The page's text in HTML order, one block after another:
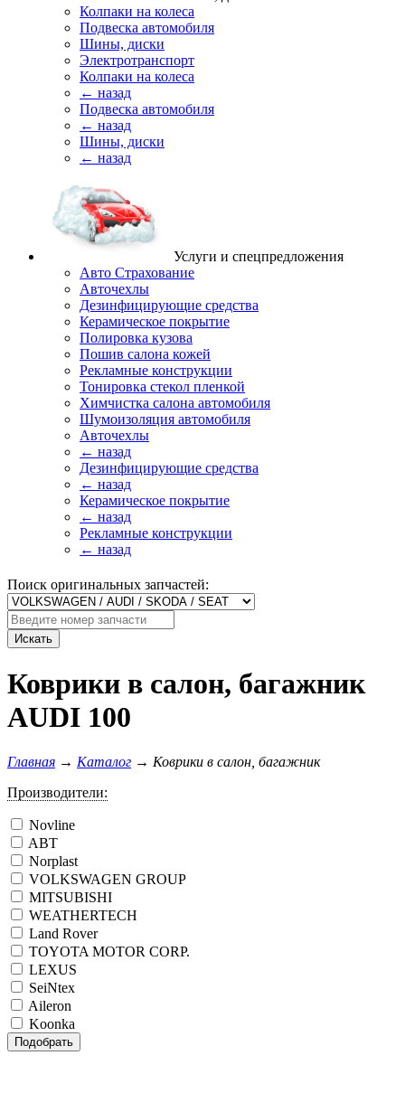
Колпаки на колеса
Подвеска автомобиля
Шины, диски
Электротранспорт
Колпаки на колеса
← назад
Подвеска автомобиля
← назад
Шины, диски
← назад
Услуги и спецпредложения
Авто Страхование
Авточехлы
Дезинфицирующие средства
Керамическое покрытие
Полировка кузова
Пошив салона кожей
Рекламные конструкции
Тонировка стекол пленкой
Химчистка салона автомобиля
Шумоизоляция автомобиля
Авточехлы
← назад
Дезинфицирующие средства
← назад
Керамическое покрытие
← назад
Рекламные конструкции
← назад
Поиск оригинальных запчастей:
Искать
Коврики в салон, багажник
AUDI 100
Главная → Каталог → Коврики в салон, багажник
Производители:
Novline
ABT
Norplast
VOLKSWAGEN GROUP
MITSUBISHI
WEATHERTECH
Land Rover
TOYOTA MOTOR CORP.
LEXUS
SeiNtex
Aileron
Koonka
Подобрать